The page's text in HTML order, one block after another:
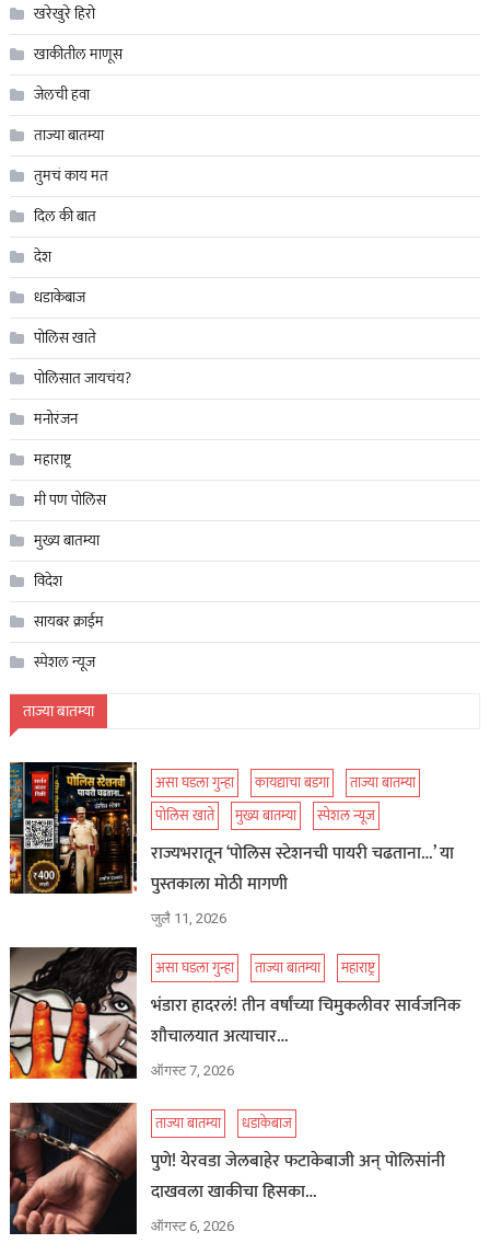
खरेखुरे हिरो
खाकीतील माणूस
जेलची हवा
ताज्या बातम्या
तुमचं काय मत
दिल की बात
देश
धडाकेबाज
पोलिस खाते
पोलिसात जायचंय?
मनोरंजन
महाराष्ट्र
मी पण पोलिस
मुख्य बातम्या
विदेश
सायबर क्राईम
स्पेशल न्यूज
ताज्या बातम्या
असा घडला गुन्हा कायद्याचा बडगा
ताज्या बातम्या
पोलिस खाते
मुख्य बातम्या स्पेशल न्यूज
राज्यभरातून ‘पोलिस स्टेशनची पायरी चढताना…’ या
पुस्तकाला मोठी मागणी
जुलै 11, 2026
असा घडला गुन्हा ताज्या बातम्या महाराष्ट्र
भंडारा हादरलं! तीन वर्षांच्या चिमुकलीवर सार्वजनिक
शौचालयात अत्याचार…
ऑगस्ट 7, 2026
ताज्या बातम्या धडाकेबाज
पुणे! येरवडा जेलबाहेर फटाकेबाजी अन् पोलिसांनी
दाखवला खाकीचा हिसका…
ऑगस्ट 6, 2026